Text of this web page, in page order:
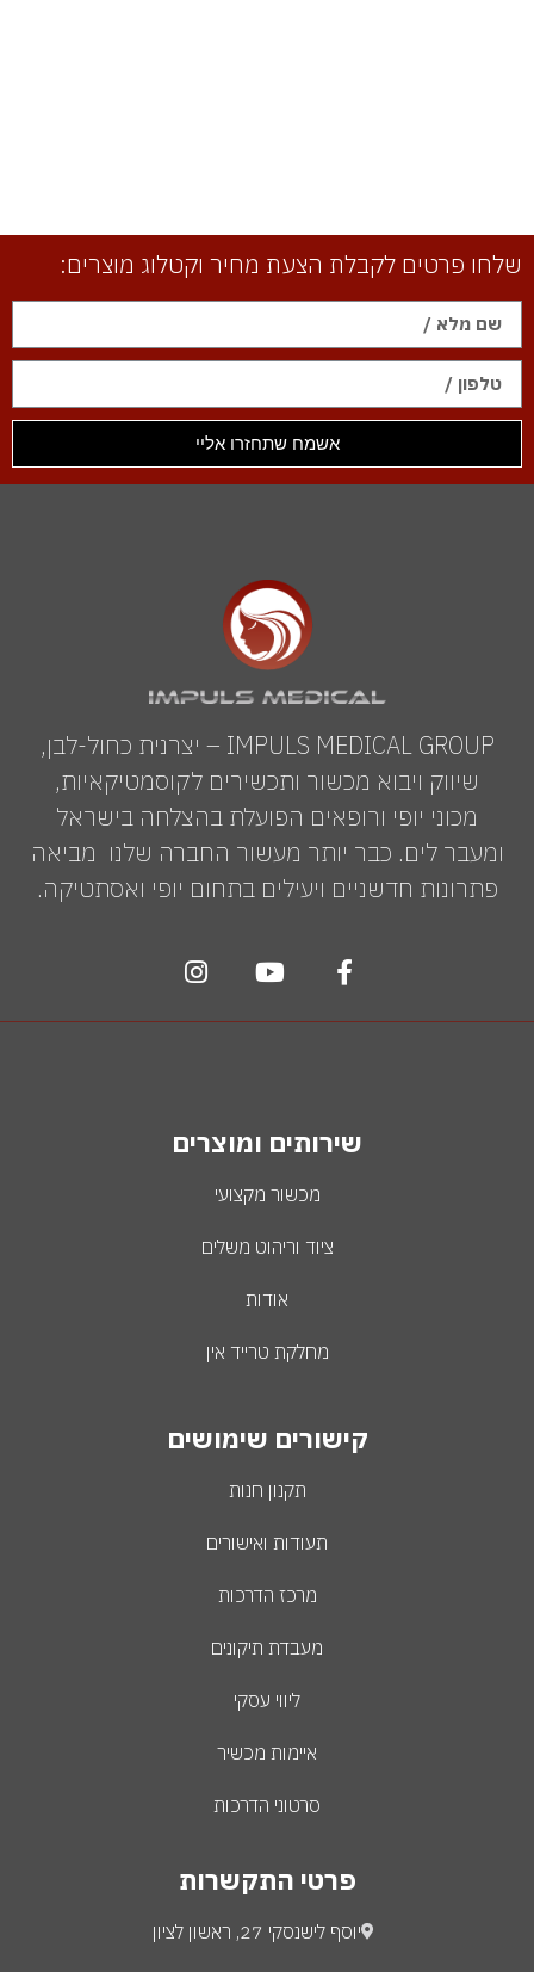
שלחו פרטים לקבלת הצעת מחיר וקטלוג מוצרים:
אשמח שתחזרו אליי
IMPULS MEDICAL GROUP – יצרנית כחול-לבן,
שיווק ויבוא מכשור ותכשירים לקוסמטיקאיות,
מכוני יופי ורופאים הפועלת בהצלחה בישראל
ומעבר לים. כבר יותר מעשור החברה שלנו מביאה
פתרונות חדשניים ויעילים בתחום יופי ואסתטיקה.
שירותים ומוצרים
מכשור מקצועי
ציוד וריהוט משלים
אודות
מחלקת טרייד אין
קישורים שימושים
תקנון חנות
תעודות ואישורים
מרכז הדרכות
מעבדת תיקונים
ליווי עסקי
איימות מכשיר
סרטוני הדרכות
פרטי התקשרות
יוסף לישנסקי 27, ראשון לציון